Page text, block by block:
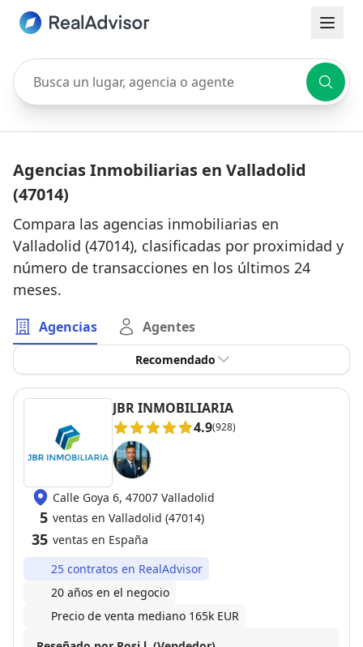
Busca un lugar, agencia o agente
Agencias Inmobiliarias en Valladolid
(47014)
Compara las agencias inmobiliarias en
Valladolid (47014), clasificadas por proximidad y
número de transacciones en los últimos 24
meses.
Agencias Agentes
Recomendado
JBR INMOBILIARIA
4.9(928)
Calle Goya 6, 47007 Valladolid
5 ventas en Valladolid (47014)
35 ventas en España
25 contratos en RealAdvisor
20 años en el negocio
Precio de venta mediano 165k EUR